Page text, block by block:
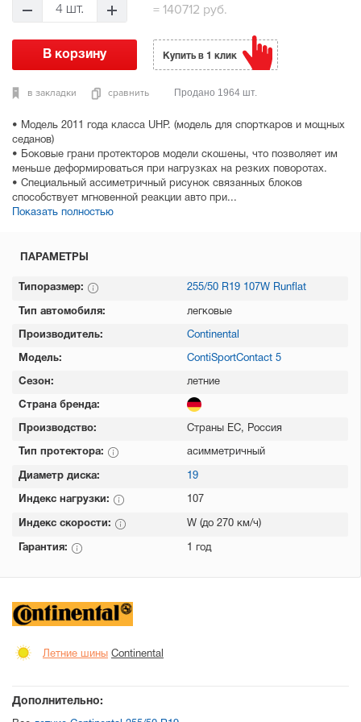
• Модель 2011 года класса UHP. (модель для спорткаров и мощных
седанов)
• Боковые грани протекторов модели скошены, что позволяет им
меньше деформироваться при нагрузках на резких поворотах.
• Специальный ассиметричный рисунок связанных блоков
способствует мгновенной реакции авто при...
Показать полностью
4 шт. = 140712 руб.
в закладки сравнить
Купить в 1 клик
Продано 1964 шт.
ПАРАМЕТРЫ
Типоразмер: 255/50 R19 107W Runflat
Тип автомобиля: легковые
Производитель: Continental
Модель: ContiSportContact 5
Сезон: летние
Страна бренда:
Производство: Страны ЕС, Россия
Тип протектора: асимметричный
Диаметр диска: 19
Индекс нагрузки: 107
Индекс скорости: W (до 270 км/ч)
Гарантия: 1 год
Летние шины Continental
Дополнительно: